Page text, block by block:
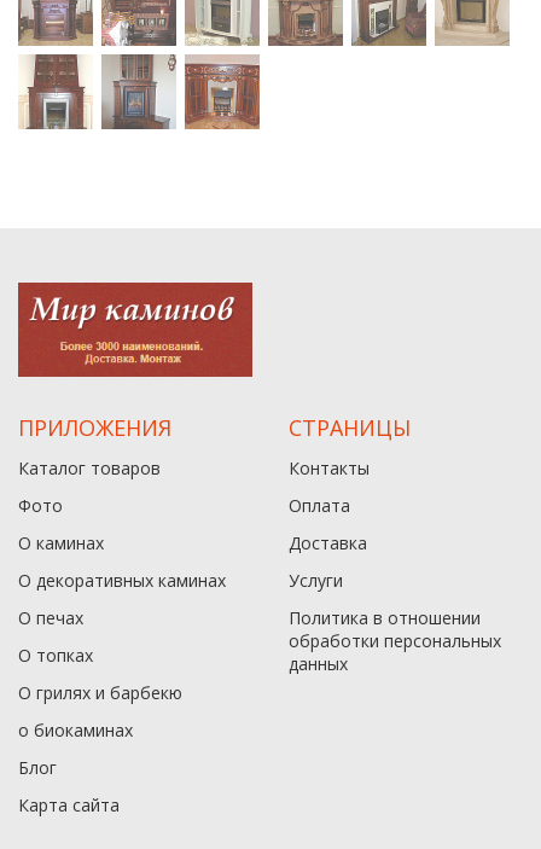
ПРИЛОЖЕНИЯ
Каталог товаров
Фото
О каминах
О декоративных каминах
О печах
О топках
О грилях и барбекю
о биокаминах
Блог
Карта сайта
СТРАНИЦЫ
Контакты
Оплата
Доставка
Услуги
Политика в отношении
обработки персональных
данныx